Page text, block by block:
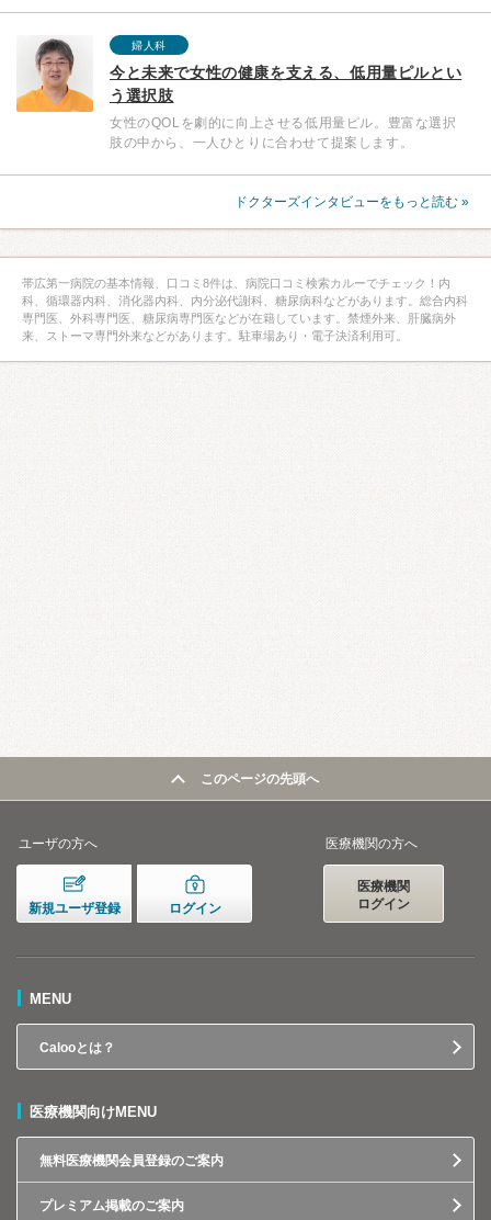
婦人科
今と未来で女性の健康を支える、低用量ピルとい
う選択肢
女性のQOLを劇的に向上させる低用量ピル。豊富な選択
肢の中から、一人ひとりに合わせて提案します。
ドクターズインタビューをもっと読む »
帯広第一病院の基本情報、口コミ8件は、病院口コミ検索カルーでチェック！内
科、循環器内科、消化器内科、内分泌代謝科、糖尿病科などがあります。総合内科
専門医、外科専門医、糖尿病専門医などが在籍しています。禁煙外来、肝臓病外
来、ストーマ専門外来などがあります。駐車場あり・電子決済利用可。
このページの先頭へ
ユーザの方へ
新規ユーザ登録 ログイン
医療機関の方へ
医療機関
ログイン
MENU
Calooとは？
医療機関向けMENU
無料医療機関会員登録のご案内
プレミアム掲載のご案内